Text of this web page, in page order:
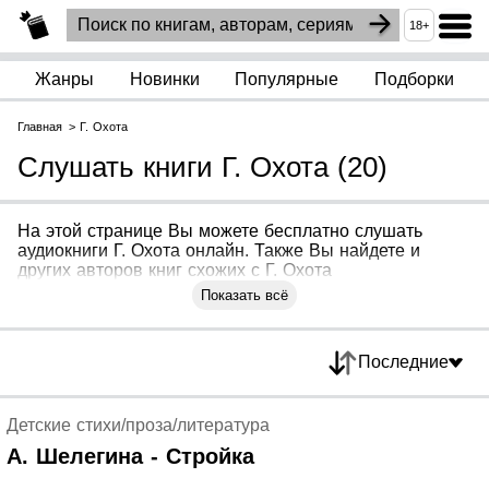
18+
Жанры Новинки Популярные Подборки
Главная Г. Охота
Слушать книги Г. Охота (20)
На этой странице Вы можете бесплатно слушать
аудиокниги Г. Охота онлайн. Также Вы найдете и
других авторов книг схожих с Г. Охота
Показать всё
Последние
Детские стихи/проза/литература
А. Шелегина - Стройка